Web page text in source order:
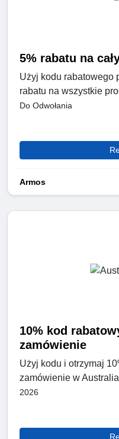
5% rabatu na
Użyj kodu rabatowego
rabatu na wszystkie
Do Odwołania
Armos
10% kod
zamówienie
Użyj kodu i otrzymaj
zamówienie w
2026